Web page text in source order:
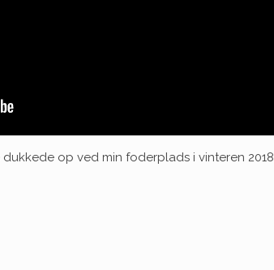
op ved min foderplads i vinteren 2018